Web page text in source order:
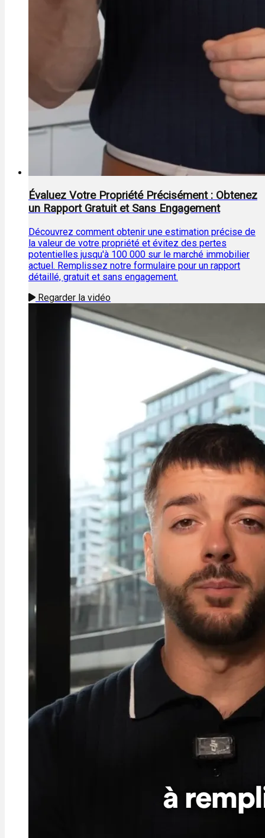
Évaluez Votre Propriété Précisément : Obtenez
un Rapport Gratuit et Sans Engagement
Découvrez comment obtenir une estimation précise de
la valeur de votre propriété et évitez des pertes
potentielles jusqu'à 100 000 sur le marché immobilier
actuel. Remplissez notre formulaire pour un rapport
détaillé, gratuit et sans engagement.
Regarder la vidéo